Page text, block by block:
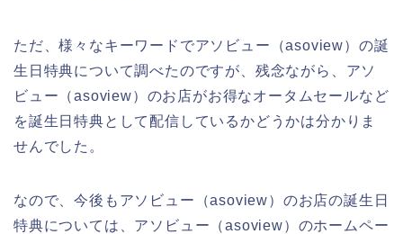
ただ、様々なキーワードでアソビュー（asoview）の誕
生日特典について調べたのですが、残念ながら、アソ
ビュー（asoview）のお店がお得なオータムセールなど
を誕生日特典として配信しているかどうかは分かりま
せんでした。
なので、今後もアソビュー（asoview）のお店の誕生日
特典については、アソビュー（asoview）のホームペー